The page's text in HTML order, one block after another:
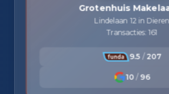
Grotenhuis
Lindelaan 12 in Dieren
Transacties: 161
9.5 / 207
10 / 96